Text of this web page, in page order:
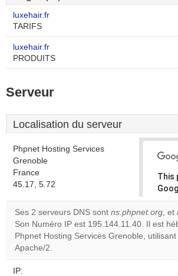
luxehair.fr
TARIFS
luxehair.fr
PRODUITS
Serveur
Localisation du serveur
Phpnet Hosting Services
Grenoble
France
45.17, 5.72
This
Do
Ses 2 serveurs DNS sont ns.phpnet.org, et
Son Numéro IP est 195.144.11.40. Il est
Phpnet Hosting Services Grenoble,
Apache/2.
IP: